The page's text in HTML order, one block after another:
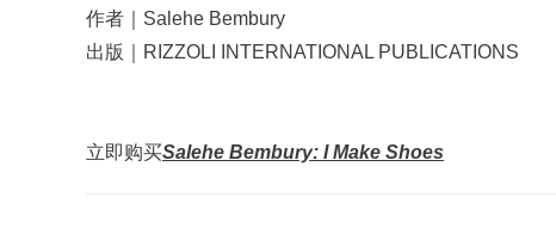
作者｜Salehe Bembury
出版｜RIZZOLI INTERNATIONAL PUBLICATIONS
立即购买Salehe Bembury: I Make Shoes